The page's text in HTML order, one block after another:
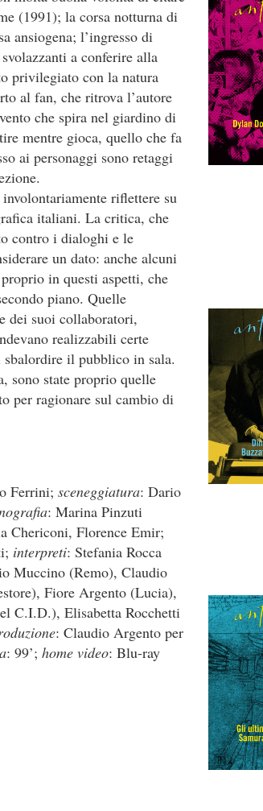
(1991); la corsa notturna di
ansiogena; l’ingresso di
a conferire alla
privilegiato con la natura
al fan, che ritrova l’autore
che spira nel giardino di
mentre gioca, quello che fa
ai personaggi sono retaggi
riflettere su
italiani. La critica, che
contro i dialoghi e le
un dato: anche alcuni
in questi aspetti, che
piano. Quelle
dei suoi collaboratori,
realizzabili certe
sbalordire il pubblico in sala.
sono state proprio quelle
per ragionare sul cambio di
Ferrini; sceneggiatura: Dario
: Marina Pinzuti
Chericoni, Florence Emir;
interpreti: Stefania Rocca
Muccino (Remo), Claudio
Fiore Argento (Lucia),
C.I.D.), Elisabetta Rocchetti
: Claudio Argento per
: 99’; home video: Blu-ray